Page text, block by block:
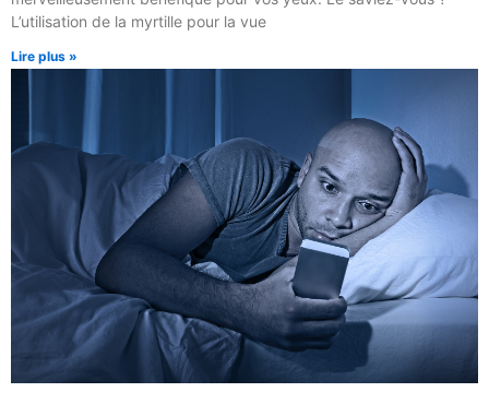
L’utilisation de la myrtille pour la vue
Lire plus »